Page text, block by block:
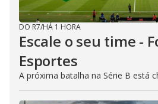
DO R7/HÁ 1 HORA
Escale o seu time -
Esportes
A próxima batalha na Série B está